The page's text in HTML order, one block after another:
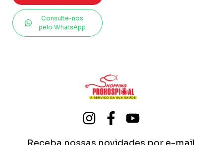
Consulte-nos
pelo WhatsApp